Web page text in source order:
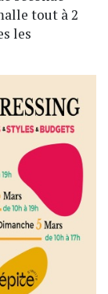
tout à 2
les